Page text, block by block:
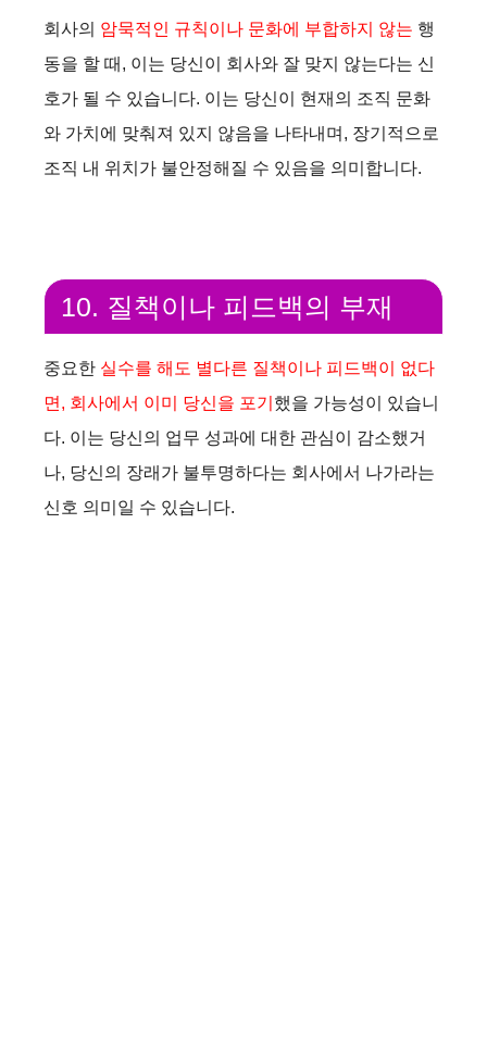
회사의 암묵적인 규칙이나 문화에 부합하지 않는 행
동을 할 때, 이는 당신이 회사와 잘 맞지 않는다는 신
호가 될 수 있습니다. 이는 당신이 현재의 조직 문화
와 가치에 맞춰져 있지 않음을 나타내며, 장기적으로
조직 내 위치가 불안정해질 수 있음을 의미합니다.
10. 질책이나 피드백의 부재
중요한 실수를 해도 별다른 질책이나 피드백이 없다
면, 회사에서 이미 당신을 포기 했을 가능성이 있습니
다. 이는 당신의 업무 성과에 대한 관심이 감소했거
나, 당신의 장래가 불투명하다는 회사에서 나가라는
신호 의미일 수 있습니다.